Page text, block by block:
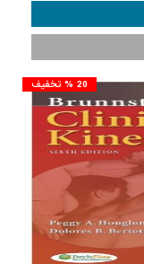
20 % تخفیف